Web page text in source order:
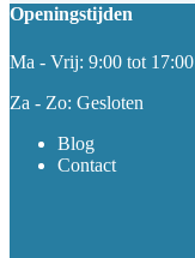
Openingstijden
Ma - Vrij: 9:00 tot 17:00
Za - Zo: Gesloten
Blog
Contact